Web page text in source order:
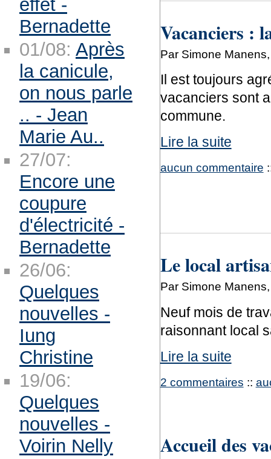
Vacanciers :
Par Simone
Il est toujours
vacanciers sont
commune.
Lire la suite
aucun commentaire
Le local
Par Simone
Neuf mois de
raisonnant local
Lire la suite
2 commentaires ::
Accueil des
effet -
Bernadette
01/08: Après
la canicule,
on nous parle
.. - Jean
Marie Au..
27/07:
Encore une
coupure
d'électricité -
Bernadette
26/06:
Quelques
nouvelles -
Iung
Christine
19/06:
Quelques
nouvelles -
Voirin Nelly